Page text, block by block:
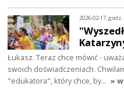
2026-02-17, godz.
Łukasz. Teraz chce mówić -
swoich doświadczeniach.
"edukatora", który chce, by… »